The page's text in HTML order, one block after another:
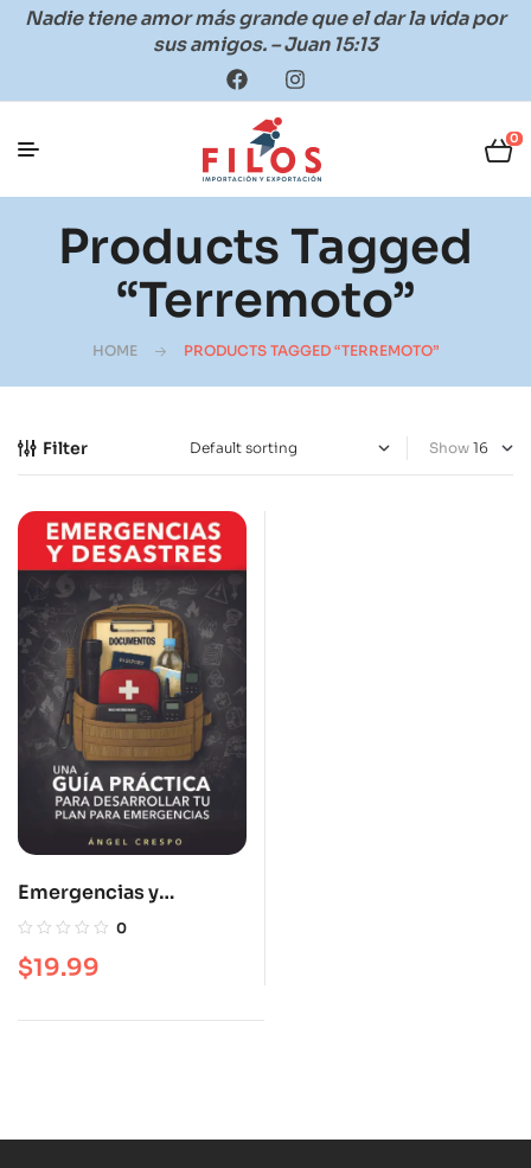
Nadie tiene amor más grande que el dar la vida por
sus amigos. – Juan 15:13
0
Products Tagged
“terremoto”
HOME PRODUCTS TAGGED “TERREMOTO”
Filter Show
Emergencias y
desastres: Una guía
desarrollar tu plan de
0
$19.99